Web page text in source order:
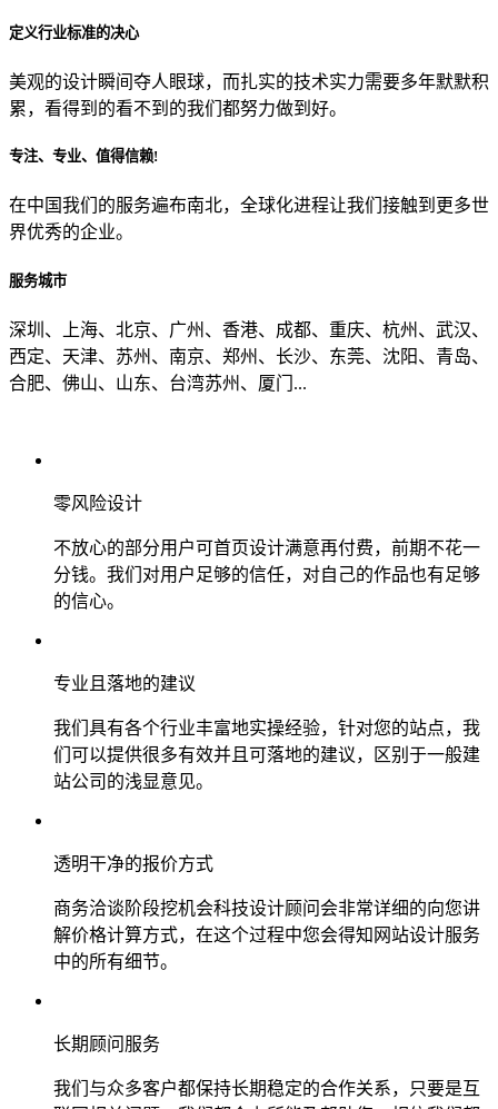
贵公司的团队规模是？
目前主要的营销渠道是？
定义行业标准的决心
美观的设计瞬间夺人眼球，而扎实的技术实力需要多年默默积
累，看得到的看不到的我们都努力做到好。
专注、专业、值得信赖!
在中国我们的服务遍布南北，全球化进程让我们接触到更多世
界优秀的企业。
服务城市
深圳、上海、北京、广州、香港、成都、重庆、杭州、武汉、
西定、天津、苏州、南京、郑州、长沙、东莞、沈阳、青岛、
合肥、佛山、山东、台湾苏州、厦门...
零风险设计
不放心的部分用户可首页设计满意再付费，前期不花一
分钱。我们对用户足够的信任，对自己的作品也有足够
的信心。
专业且落地的建议
我们具有各个行业丰富地实操经验，针对您的站点，我
们可以提供很多有效并且可落地的建议，区别于一般建
站公司的浅显意见。
透明干净的报价方式
商务洽谈阶段挖机会科技设计顾问会非常详细的向您讲
解价格计算方式，在这个过程中您会得知网站设计服务
中的所有细节。
长期顾问服务
我们与众多客户都保持长期稳定的合作关系，只要是互